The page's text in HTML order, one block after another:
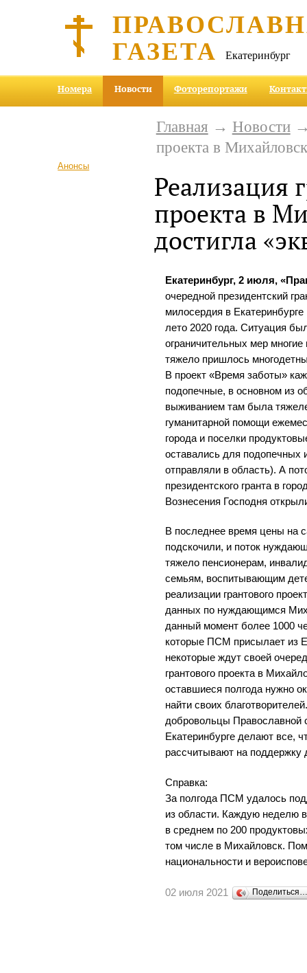
ГАЗЕТА Екатеринбург
Номера Новости Фоторепортажи
Анонсы
Главная → Новости→
проекта в
Реализация
проекта в
достигла
Екатеринбург, 2 июля,
очередной президентский
милосердия в
лето 2020 года. Ситуация
ограничительных мер
тяжело пришлось
В проект «Время заботы»
подопечные, в основном из
выживанием там была
гуманитарной помощи
города и поселки
оставались для подопечных
отправляли в область). А
президентского гранта в
Вознесения Господня
В последнее время цены на
подскочили, и поток
тяжело пенсионерам,
семьям, воспитывающим
реализации грантового
данных по нуждающимся
данный момент более 1000
которые ПСМ присылает из
некоторые ждут своей
грантового проекта в
оставшиеся полгода нужно
найти своих
добровольцы Православной
Екатеринбурге делают все,
рассчитывают на
Справка:
За полгода ПСМ удалось
из области. Каждую неделю
в среднем по 200
том числе в Михайловск.
национальности и
02 июля 2021